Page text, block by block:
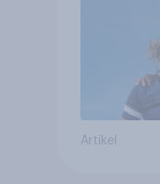
Artikel